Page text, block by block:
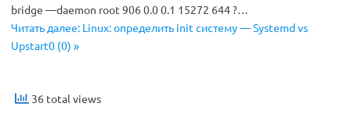
bridge —daemon root 906 0.0 0.1 15272 644 ?…
Читать далее: Linux: определить init систему — Systemd vs
Upstart0 (0) »
36 total views